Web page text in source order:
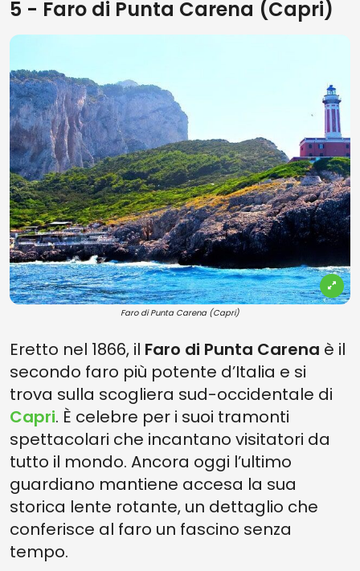
5 - Faro di Punta Carena (Capri)
Faro di Punta Carena (Capri)
Eretto nel 1866, il Faro di Punta Carena è il
secondo faro più potente d’Italia e si
trova sulla scogliera sud-occidentale di
Capri. È celebre per i suoi tramonti
spettacolari che incantano visitatori da
tutto il mondo. Ancora oggi l’ultimo
guardiano mantiene accesa la sua
storica lente rotante, un dettaglio che
conferisce al faro un fascino senza
tempo.